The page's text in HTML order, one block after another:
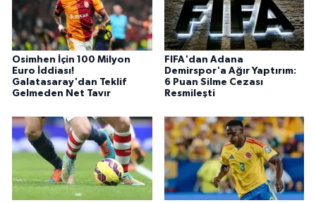
Osimhen İçin 100 Milyon
Euro İddiası!
Galatasaray'dan Teklif
Gelmeden Net Tavır
FIFA'dan Adana
Demirspor'a Ağır Yaptırım:
6 Puan Silme Cezası
Resmileşti